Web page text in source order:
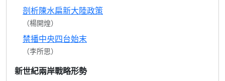
剖析陳水扁新大陸政策
（楊開煌）
禁播中央四台始末
（李所思）
新世紀兩岸戰略形勢